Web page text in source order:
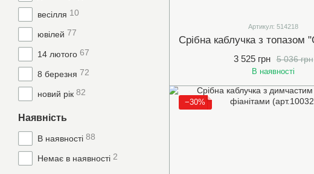
Артикул: 514218
5 036 грн
3 525 грн
В наявності
−30%
весілля 10
ювілей 77
14 лютого 67
8 березня 72
новий рік 82
Наявність
В наявності 88
Немає в наявності 2